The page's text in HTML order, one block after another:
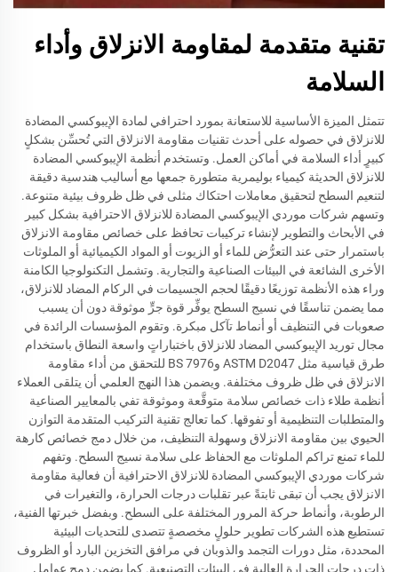
تقنية متقدمة لمقاومة الانزلاق وأداء
السلامة
تتمثل الميزة الأساسية للاستعانة بمورد احترافي لمادة الإيبوكسي المضادة
للانزلاق في حصوله على أحدث تقنيات مقاومة الانزلاق التي تُحسِّن بشكلٍ
كبيرٍ أداء السلامة في أماكن العمل. وتستخدم أنظمة الإيبوكسي المضادة
للانزلاق الحديثة كيمياء بوليمرية متطورة جمعها مع أساليب هندسية دقيقة
لتنعيم السطح لتحقيق معاملات احتكاك مثلى في ظل ظروف بيئية متنوعة.
وتسهم شركات موردي الإيبوكسي المضادة للانزلاق الاحترافية بشكل كبير
في الأبحاث والتطوير لإنشاء تركيبات تحافظ على خصائص مقاومة الانزلاق
باستمرار حتى عند التعرُّض للماء أو الزيوت أو المواد الكيميائية أو الملوثات
الأخرى الشائعة في البيئات الصناعية والتجارية. وتشمل التكنولوجيا الكامنة
وراء هذه الأنظمة توزيعًا دقيقًا لحجم الجسيمات في الركام المضاد للانزلاق،
مما يضمن تناسقًا في نسيج السطح يوفِّر قوة جرٍّ موثوقة دون أن يسبب
صعوبات في التنظيف أو أنماط تآكل مبكرة. وتقوم المؤسسات الرائدة في
مجال توريد الإيبوكسي المضاد للانزلاق باختباراتٍ واسعة النطاق باستخدام
طرق قياسية مثل ASTM D2047 وBS 7976 للتحقق من أداء مقاومة
الانزلاق في ظل ظروف مختلفة. ويضمن هذا النهج العلمي أن يتلقى العملاء
أنظمة طلاء ذات خصائص سلامة متوقَّعة وموثوقة تفي بالمعايير الصناعية
والمتطلبات التنظيمية أو تفوقها. كما تعالج تقنية التركيب المتقدمة التوازن
الحيوي بين مقاومة الانزلاق وسهولة التنظيف، من خلال دمج خصائص كارهة
للماء تمنع تراكم الملوثات مع الحفاظ على سلامة نسيج السطح. وتفهم
شركات موردي الإيبوكسي المضادة للانزلاق الاحترافية أن فعالية مقاومة
الانزلاق يجب أن تبقى ثابتةً عبر تقلبات درجات الحرارة، والتغيرات في
الرطوبة، وأنماط حركة المرور المختلفة على السطح. وبفضل خبرتها الفنية،
تستطيع هذه الشركات تطوير حلولٍ مخصصةٍ تتصدى للتحديات البيئية
المحددة، مثل دورات التجمد والذوبان في مرافق التخزين البارد أو الظروف
ذات درجات الحرارة العالية في البيئات التصنيعية. كما يضمن دمج عوامل